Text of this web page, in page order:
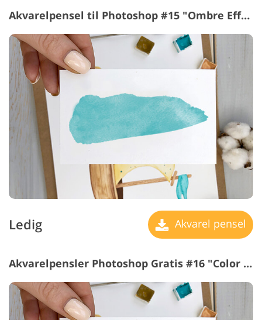
Akvarelpensel til Photoshop #15 "Ombre Effect"
Ledig Akvarel pensel
Akvarelpensler Photoshop Gratis #16 "Color Gradient"